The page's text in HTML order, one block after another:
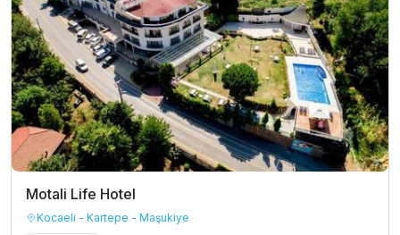
Motali Life Hotel
Kocaeli - Kartepe - Maşukiye